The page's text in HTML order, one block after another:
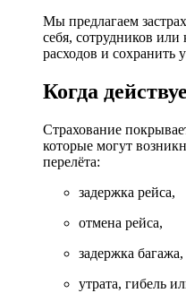
Мы предлагаем
себя, сотрудников
расходов и сохранить
Когда
Страхование
которые могут
перелёта:
задержка рейса,
отмена рейса,
задержка багажа,
утрата, гибель